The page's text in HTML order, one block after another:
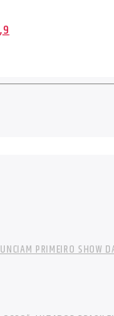
PRIMEIRO SHOW